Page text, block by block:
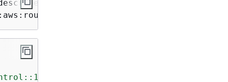
control-panel \
recovery-